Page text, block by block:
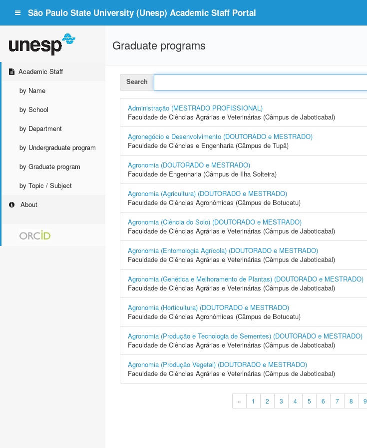
São Paulo State University (Unesp) Academic Staff Portal
Academic Staff
by Name
by School
by Department
by Undergraduate program
by Graduate program
by Topic / Subject
About
Graduate programs
Search
Administração (MESTRADO PROFISSIONAL)
Faculdade de Ciências Agrárias e Veterinárias (Câmpus de Jaboticabal)
Agronegócio e Desenvolvimento (DOUTORADO e MESTRADO)
Faculdade de Ciências e Engenharia (Câmpus de Tupã)
Agronomia (DOUTORADO e MESTRADO)
Faculdade de Engenharia (Câmpus de Ilha Solteira)
Agronomia (Agricultura) (DOUTORADO e MESTRADO)
Faculdade de Ciências Agronômicas (Câmpus de Botucatu)
Agronomia (Ciência do Solo) (DOUTORADO e MESTRADO)
Faculdade de Ciências Agrárias e Veterinárias (Câmpus de Jaboticabal)
Agronomia (Entomologia Agrícola) (DOUTORADO e MESTRADO)
Faculdade de Ciências Agrárias e Veterinárias (Câmpus de Jaboticabal)
Agronomia (Genética e Melhoramento de Plantas) (DOUTORADO e MESTRADO)
Faculdade de Ciências Agrárias e Veterinárias (Câmpus de Jaboticabal)
Agronomia (Horticultura) (DOUTORADO e MESTRADO)
Faculdade de Ciências Agronômicas (Câmpus de Botucatu)
Agronomia (Produção e Tecnologia de Sementes) (DOUTORADO e MESTRADO)
Faculdade de Ciências Agrárias e Veterinárias (Câmpus de Jaboticabal)
Agronomia (Produção Vegetal) (DOUTORADO e MESTRADO)
Faculdade de Ciências Agrárias e Veterinárias (Câmpus de Jaboticabal)
« 1 2 3 4 5 6 7 8 9